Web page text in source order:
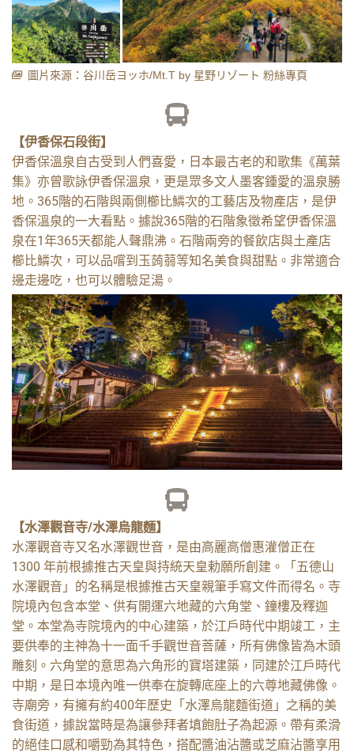
圖片來源：谷川岳ヨッホ/Mt.T by 星野リゾート 粉絲專頁
【伊香保石段街】
伊香保溫泉自古受到人們喜愛，日本最古老的和歌集《萬葉
集》亦曾歌詠伊香保溫泉，更是眾多文人墨客鍾愛的溫泉勝
地。365階的石階與兩側櫛比鱗次的工藝店及物產店，是伊
香保溫泉的一大看點。據說365階的石階象徵希望伊香保溫
泉在1年365天都能人聲鼎沸。石階兩旁的餐飲店與土產店
櫛比鱗次，可以品嚐到玉蒟蒻等知名美食與甜點。非常適合
邊走邊吃，也可以體驗足湯。
【水澤觀音寺/水澤烏龍麵】
水澤觀音寺又名水澤觀世音，是由高麗高僧惠灌僧正在
1300 年前根據推古天皇與持統天皇勅願所創建。「五德山
水澤觀音」的名稱是根據推古天皇親筆手寫文件而得名。寺
院境內包含本堂、供有開運六地藏的六角堂、鐘樓及釋迦
堂。本堂為寺院境內的中心建築，於江戶時代中期竣工，主
要供奉的主神為十一面千手觀世音菩薩，所有佛像皆為木頭
雕刻。六角堂的意思為六角形的寶塔建築，同建於江戶時代
中期，是日本境內唯一供奉在旋轉底座上的六尊地藏佛像。
寺廟旁，有擁有約400年歷史「水澤烏龍麵街道」之稱的美
食街道，據說當時是為讓參拜者填飽肚子為起源。帶有柔滑
的絕佳口感和嚼勁為其特色，搭配醬油沾醬或芝麻沾醬享用